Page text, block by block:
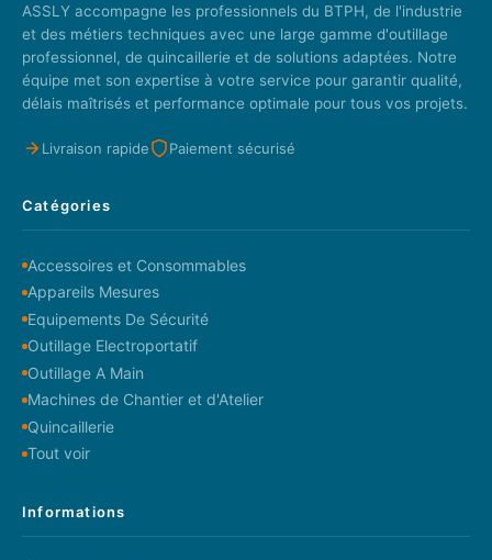
ASSLY accompagne les professionnels du BTPH, de l'industrie
et des métiers techniques avec une large gamme d'outillage
professionnel, de quincaillerie et de solutions adaptées. Notre
équipe met son expertise à votre service pour garantir qualité,
délais maîtrisés et performance optimale pour tous vos projets.
Livraison rapide Paiement sécurisé
Catégories
Accessoires et Consommables
Appareils Mesures
Equipements De Sécurité
Outillage Electroportatif
Outillage A Main
Machines de Chantier et d'Atelier
Quincaillerie
Tout voir
Informations